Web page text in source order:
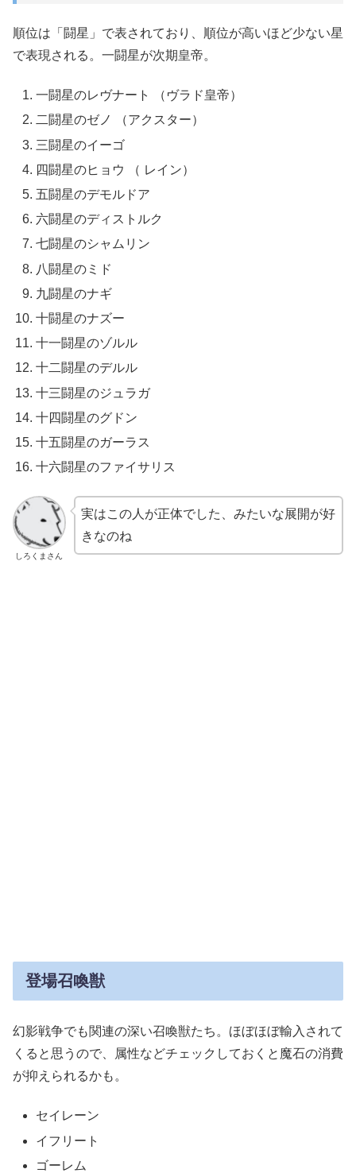
順位は「闘星」で表されており、順位が高いほど少ない星
で表現される。一闘星が次期皇帝。
一闘星のレヴナート （ヴラド皇帝）
二闘星のゼノ （アクスター）
三闘星のイーゴ
四闘星のヒョウ （ レイン）
五闘星のデモルドア
六闘星のディストルク
七闘星のシャムリン
八闘星のミド
九闘星のナギ
十闘星のナズー
十一闘星のゾルル
十二闘星のデルル
十三闘星のジュラガ
十四闘星のグドン
十五闘星のガーラス
十六闘星のファイサリス
しろくまさん
実はこの人が正体でした、みたいな展開が好
きなのね
登場召喚獣
幻影戦争でも関連の深い召喚獣たち。ほぼほぼ輸入されて
くると思うので、属性などチェックしておくと魔石の消費
が抑えられるかも。
セイレーン
イフリート
ゴーレム